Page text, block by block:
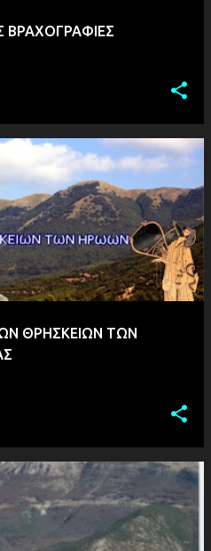
ΒΡΑΧΟΓΡΑΦΙΕΣ
ΘΡΗΣΚΕΙΩΝ ΤΩΝ